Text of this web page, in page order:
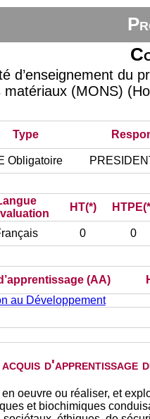
d’enseignement du
matériaux (MONS)
Type
Obligatoire
HT(*)
0 0
(AA)
au Développement
d'apprentissage
en oeuvre ou réaliser, et
et biochimiques